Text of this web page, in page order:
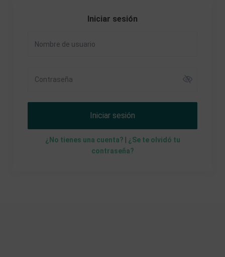
Iniciar sesión
Iniciar sesión
¿No tienes una cuenta?
¿Se te olvidó tu
contraseña?